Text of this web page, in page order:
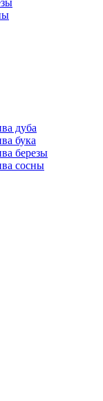
дуба
бука
березы
сосны